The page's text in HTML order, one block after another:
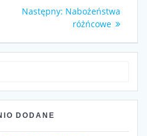
Następny: Następny
wpis:
Nabożeństwa
różńcowe
DODANE